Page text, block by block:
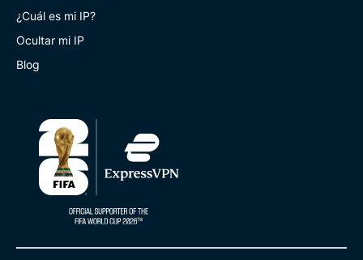
¿Cuál es mi IP?
Ocultar mi IP
Blog